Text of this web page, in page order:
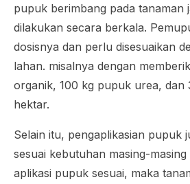
pupuk berimbang pada tanaman
dilakukan secara berkala.
dosisnya dan perlu disesuaikan
lahan. misalnya dengan
organik, 100 kg pupuk urea, dan
hektar.
Selain itu, pengaplikasian pupuk
sesuai kebutuhan masing-
aplikasi pupuk sesuai, maka